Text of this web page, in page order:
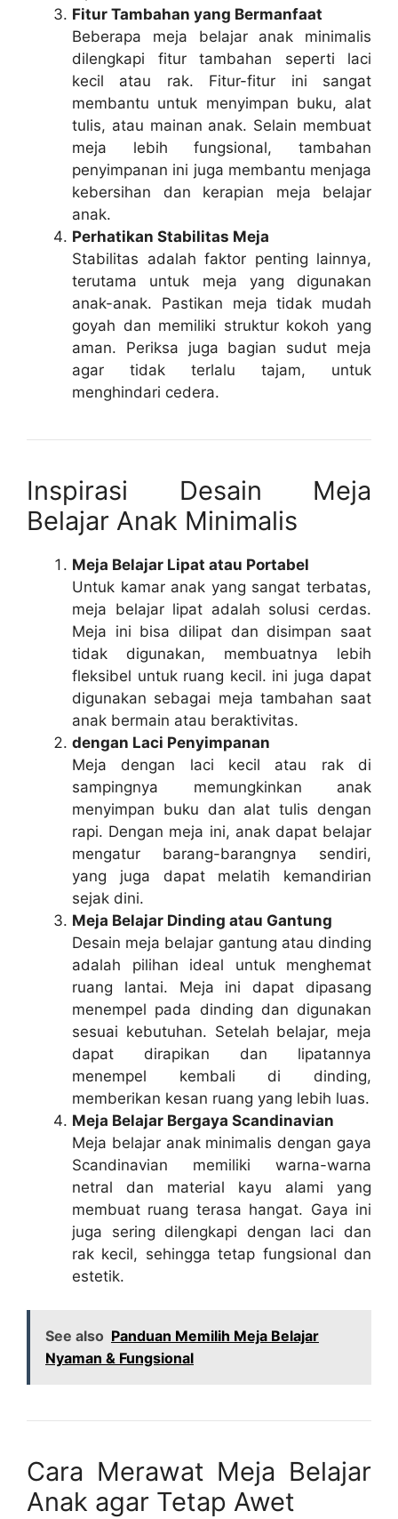
Fitur Tambahan yang Bermanfaat
Beberapa meja belajar anak minimalis
dilengkapi fitur tambahan seperti laci
kecil atau rak. Fitur-fitur ini sangat
membantu untuk menyimpan buku, alat
tulis, atau mainan anak. Selain membuat
meja lebih fungsional, tambahan
penyimpanan ini juga membantu menjaga
kebersihan dan kerapian meja belajar
anak.
Perhatikan Stabilitas Meja
Stabilitas adalah faktor penting lainnya,
terutama untuk meja yang digunakan
anak-anak. Pastikan meja tidak mudah
goyah dan memiliki struktur kokoh yang
aman. Periksa juga bagian sudut meja
agar tidak terlalu tajam, untuk
menghindari cedera.
Inspirasi Desain Meja
Belajar Anak Minimalis
Meja Belajar Lipat atau Portabel
Untuk kamar anak yang sangat terbatas,
meja belajar lipat adalah solusi cerdas.
Meja ini bisa dilipat dan disimpan saat
tidak digunakan, membuatnya lebih
fleksibel untuk ruang kecil. ini juga dapat
digunakan sebagai meja tambahan saat
anak bermain atau beraktivitas.
dengan Laci Penyimpanan
Meja dengan laci kecil atau rak di
sampingnya memungkinkan anak
menyimpan buku dan alat tulis dengan
rapi. Dengan meja ini, anak dapat belajar
mengatur barang-barangnya sendiri,
yang juga dapat melatih kemandirian
sejak dini.
Meja Belajar Dinding atau Gantung
Desain meja belajar gantung atau dinding
adalah pilihan ideal untuk menghemat
ruang lantai. Meja ini dapat dipasang
menempel pada dinding dan digunakan
sesuai kebutuhan. Setelah belajar, meja
dapat dirapikan dan lipatannya
menempel kembali di dinding,
memberikan kesan ruang yang lebih luas.
Meja Belajar Bergaya Scandinavian
Meja belajar anak minimalis dengan gaya
Scandinavian memiliki warna-warna
netral dan material kayu alami yang
membuat ruang terasa hangat. Gaya ini
juga sering dilengkapi dengan laci dan
rak kecil, sehingga tetap fungsional dan
estetik.
See also Panduan Memilih Meja Belajar
Nyaman & Fungsional
Cara Merawat Meja Belajar
Anak agar Tetap Awet